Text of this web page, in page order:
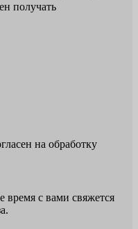
получать
на обработку
время с вами свяжется